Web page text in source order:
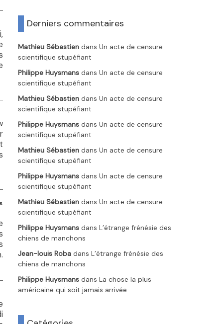
Derniers commentaires
Mathieu Sébastien dans Un acte de censure
scientifique stupéfiant
Philippe Huysmans dans Un acte de censure
scientifique stupéfiant
Mathieu Sébastien dans Un acte de censure
scientifique stupéfiant
Philippe Huysmans dans Un acte de censure
scientifique stupéfiant
Mathieu Sébastien dans Un acte de censure
scientifique stupéfiant
Philippe Huysmans dans Un acte de censure
scientifique stupéfiant
Mathieu Sébastien dans Un acte de censure
scientifique stupéfiant
Philippe Huysmans dans L’étrange frénésie des
chiens de manchons
Jean-louis Roba dans L’étrange frénésie des
chiens de manchons
Philippe Huysmans dans La chose la plus
américaine qui soit jamais arrivée